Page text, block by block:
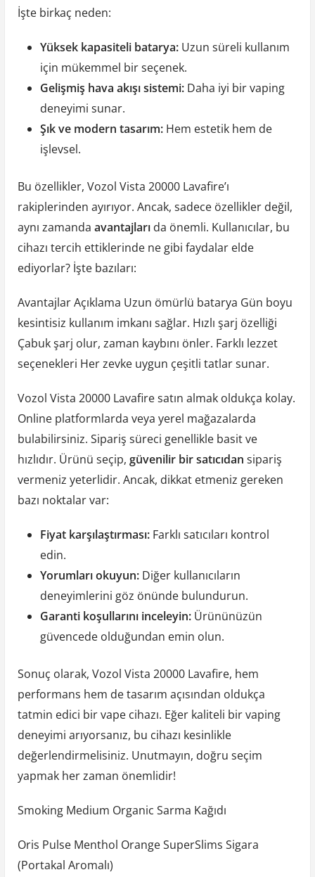
İşte birkaç neden:
Yüksek kapasiteli batarya:Uzun süreli kullanım
için mükemmel bir seçenek.
Gelişmiş hava akışı sistemi:Daha iyi bir vaping
deneyimi sunar.
Şık ve modern tasarım:Hem estetik hem de
işlevsel.
Bu özellikler, Vozol Vista 20000 Lavafire’ı
rakiplerinden ayırıyor. Ancak, sadece özellikler değil,
aynı zamanda avantajlarıda önemli. Kullanıcılar, bu
cihazı tercih ettiklerinde ne gibi faydalar elde
ediyorlar? İşte bazıları:
Avantajlar Açıklama Uzun ömürlü batarya Gün boyu
kesintisiz kullanım imkanı sağlar. Hızlı şarj özelliği
Çabuk şarj olur, zaman kaybını önler. Farklı lezzet
seçenekleri Her zevke uygun çeşitli tatlar sunar.
Vozol Vista 20000 Lavafire satın almak oldukça kolay.
Online platformlarda veya yerel mağazalarda
bulabilirsiniz. Sipariş süreci genellikle basit ve
hızlıdır. Ürünü seçip, güvenilir bir satıcıdan sipariş
vermeniz yeterlidir. Ancak, dikkat etmeniz gereken
bazı noktalar var:
Fiyat karşılaştırması:Farklı satıcıları kontrol
edin.
Yorumları okuyun:Diğer kullanıcıların
deneyimlerini göz önünde bulundurun.
Garanti koşullarını inceleyin:Ürününüzün
güvencede olduğundan emin olun.
Sonuç olarak, Vozol Vista 20000 Lavafire, hem
performans hem de tasarım açısından oldukça
tatmin edici bir vape cihazı. Eğer kaliteli bir vaping
deneyimi arıyorsanız, bu cihazı kesinlikle
değerlendirmelisiniz. Unutmayın, doğru seçim
yapmak her zaman önemlidir!
Smoking Medium Organic Sarma Kağıdı
Oris Pulse Menthol Orange SuperSlims Sigara
(Portakal Aromalı)